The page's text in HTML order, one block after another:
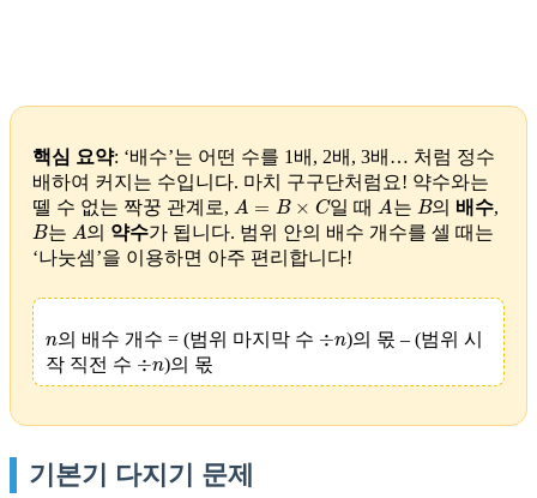
핵심 요약: ‘배수’는 어떤 수를 1배, 2배, 3배… 처럼 정수
배하여 커지는 수입니다. 마치 구구단처럼요! 약수와는
뗄 수 없는 짝꿍 관계로, A = B ×C 일 때 A는 B의 배수,
B는 A의 약수가 됩니다. 범위 안의 배수 개수를 셀 때는
‘나눗셈’을 이용하면 아주 편리합니다!
의 배수 개수 = (범위 마지막 수
)의 몫 – (범위 시
작 직전 수 ÷ n )의 몫
기본기 다지기 문제